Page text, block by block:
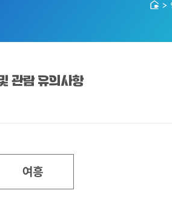
관람 유의사항
여흥